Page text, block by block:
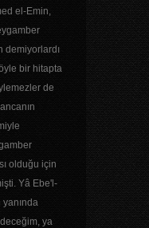
el-Emin,
demiyorlardı
bir hitapta
de
olduğu için
Yâ Ebe'l-
yanında
ya